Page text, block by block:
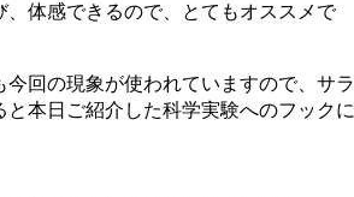
体感できるので、とてもオススメで
回の現象が使われていますので、サラ
本日ご紹介した科学実験へのフックに